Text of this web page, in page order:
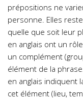
prépositions ne
personne. Elles
quelle que soit leur
en anglais ont un
un complément
élément de la
en anglais indiquent
cet élément (lieu,